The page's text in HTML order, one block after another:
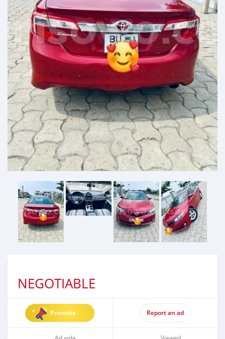
NEGOTIABLE
Promote Report an ad
Ad ṣẹda
Viewed